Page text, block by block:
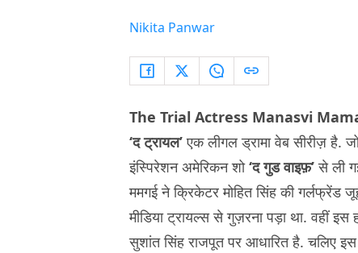
Nikita Panwar
The Trial Actress Manasvi
‘द ट्रायल’एक लीगल ड्रामा वेब सीरीज़ है.
इंस्पिरेशन अमेरिकन शो‘द गुड वाइफ़’से ली
ममगई ने क्रिकेटर मोहित सिंह की गर्लफ्रेंड
मीडिया ट्रायल्स से गुज़रना पड़ा था. वहीं
सुशांत सिंह राजपूत पर आधारित है. चलिए इस